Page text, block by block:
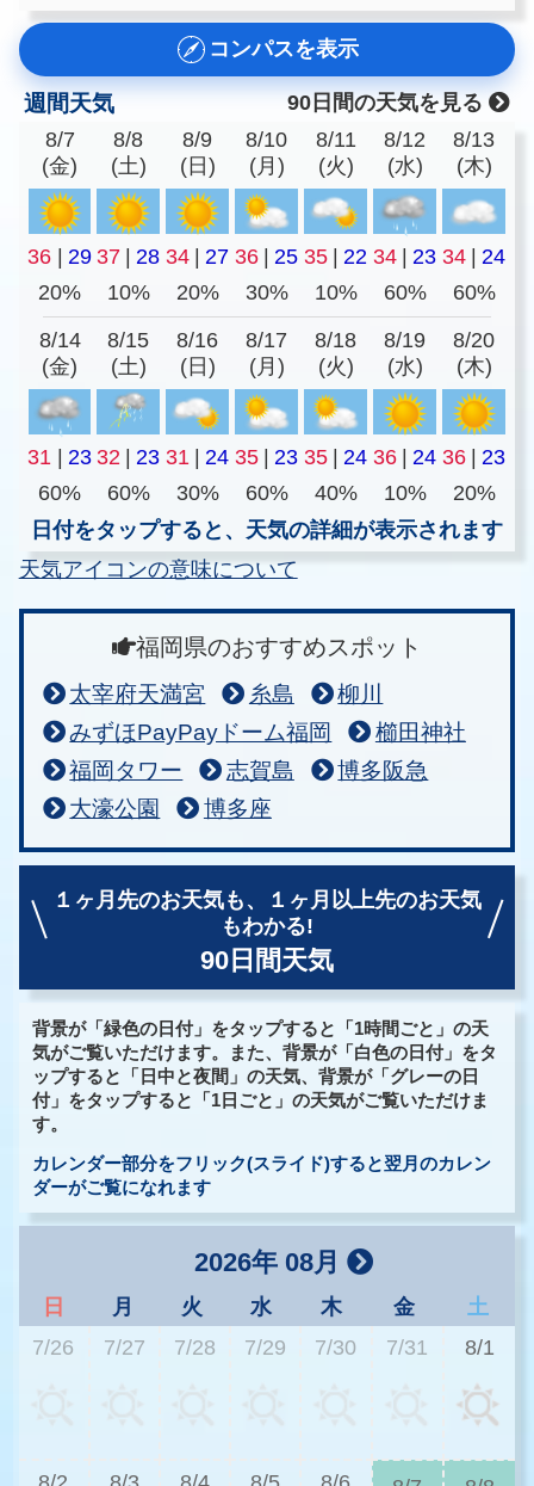
コンパスを表示
週間天気
90日間の天気を見る
8/7
(金)
8/8
(土)
8/9
(日)
8/10
(月)
8/11
(火)
8/12
(水)
8/13
(木)
36 29 37 28 34 27 36 25 35 22 34 23 34
24
20%
10% 20% 30% 10% 60% 60%
8/14
(金)
8/15
(土)
8/16
(日)
8/17
(月)
8/18
(火)
8/19
(水)
8/20
(木)
31 23 32 23 31 24 35 23 35 24 36 24 36
23
60%
60% 30% 60% 40% 10%
20%
日付をタップすると、天気の詳細が表示されます
天気アイコンの意味について
福岡県のおすすめスポット
太宰府天満宮 糸島
柳川
みずほPayPayドーム福岡
櫛田神社
福岡タワー
志賀島
博多阪急
大濠公園
博多座
１ヶ月先のお天気も、
１ヶ月以上先のお天気
もわかる!
90日間天気
背景が「緑色の日付」をタップすると「1時間ごと」の天
気がご覧いただけます。また、背景が「白色の日付」をタ
ップすると「日中と夜間」の天気、背景が「グレーの日
付」をタップすると「1日ごと」の天気がご覧いただけま
す。
カレンダー部分をフリック(スライド)すると翌月のカレン
ダーがご覧になれます
2026年 08月
日 月 火 水 木 金
土
7/26
7/27 7/28 7/29 7/30 7/31 8/1